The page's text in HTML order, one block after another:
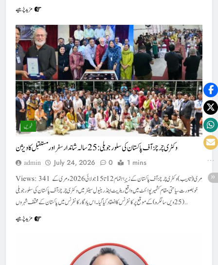
مزید پڑھیے
خبریں
وکٹری چرچز آف پاکستان کی سلور جوبلی : 25 سالہ شاندار سفر اور مستقبل کا ویژن
admin July 24, 2026 0 1 mins
Views: 341 مری (تادیب) وکٹری چرچز آف پاکستان کے زیرِ اہتمام 12 تا 15 جولائی 2026ء مری کے
خوبصورت سیاحتی مقام کشمیر پوائنٹ میں واقع ریٹریٹ اینڈ رینیول سینٹر میں وکٹری چرچز آف پاکستان کی سلور جوبلی
(25ویں سالگرہ) کے موقع پر کانفرنس کا انعقاد کیا گیا۔ اس یادگار کانفرنس میں پاکستان کے مختلف شہروں…
مزید پڑھیے